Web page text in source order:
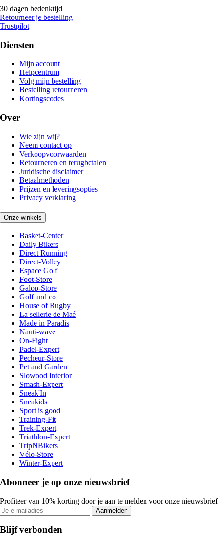
30 dagen bedenktijd
Retourneer je bestelling
Trustpilot
Diensten
Mijn account
Helpcentrum
Volg mijn bestelling
Bestelling retourneren
Kortingscodes
Over
Wie zijn wij?
Neem contact op
Verkoopvoorwaarden
Retourneren en terugbetalen
Juridische disclaimer
Betaalmethoden
Prijzen en leveringsopties
Privacy verklaring
Onze winkels
Basket-Center
Daily Bikers
Direct Running
Direct-Volley
Espace Golf
Foot-Store
Galop-Store
Golf and co
House of Rugby
La sellerie de Maé
Made in Paradis
Nauti-wave
On-Fight
Padel-Expert
Pecheur-Store
Pet and Garden
Slowood Interior
Smash-Expert
Sneak'In
Sneakids
Sport is good
Training-Fit
Trek-Expert
Triathlon-Expert
TripNBikers
Vélo-Store
Winter-Expert
Abonneer je op onze nieuwsbrief
Profiteer van 10% korting door je aan te melden voor onze nieuwsbrief
Aanmelden
Blijf verbonden